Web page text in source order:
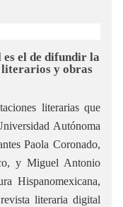
el de difundir la
y obras
literarias que
Autónoma
Paola Coronado,
y Miguel Antonio
Hispanomexicana,
literaria digital